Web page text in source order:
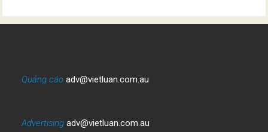
Quảng cáo adv@vietluan.com.au
Advertising adv@vietluan.com.au